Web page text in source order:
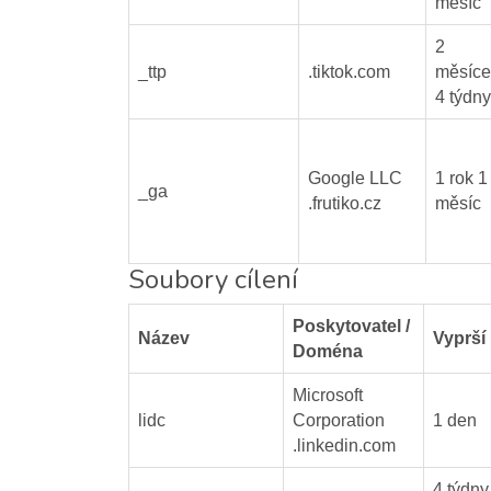
_ttp .tiktok.com
2
měsíce
4 týdny
_ga
Google LLC
.frutiko.cz
1 rok 1
měsíc
Soubory cílení
Název
Poskytovatel /
Doména
Vyprší
lidc
Microsoft
Corporation
.linkedin.com
1 den